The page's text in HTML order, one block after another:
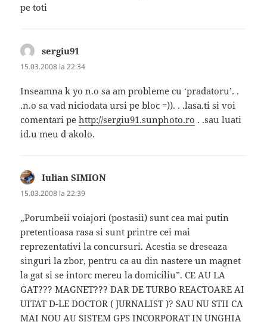
pe toti
sergiu91
15.03.2008 la 22:34
Inseamna k yo n.o sa am probleme cu ‘pradatoru’. .
.n.o sa vad niciodata ursi pe bloc =)). . .lasa.ti si voi
comentari pehttp://sergiu91.sunphoto.ro . .sau luati
id.u meu d akolo.
Iulian SIMION
15.03.2008 la 22:39
„Porumbeii voiajori (postasii) sunt cea mai putin
pretentioasa rasa si sunt printre cei mai
reprezentativi la concursuri. Acestia se dreseaza
singuri la zbor, pentru ca au din nastere un magnet
la gat si se intorc mereu la domiciliu”. CE AU LA
GAT??? MAGNET??? DAR DE TURBO REACTOARE AI
UITAT D-LE DOCTOR ( JURNALIST )? SAU NU STII CA
MAI NOU AU SISTEM GPS INCORPORAT IN UNGHIA